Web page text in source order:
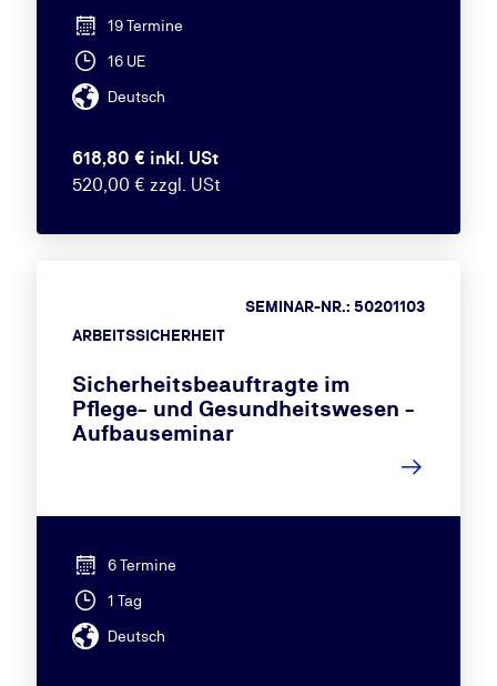
19 Termine
16 UE
Deutsch
618,80 € inkl. USt
520,00 € zzgl. USt
ARBEITSSICHERHEIT
SEMINAR-NR.: 50201103
Sicherheitsbeauftragte im
Pflege- und Gesundheitswesen -
Aufbauseminar
6 Termine
1 Tag
Deutsch